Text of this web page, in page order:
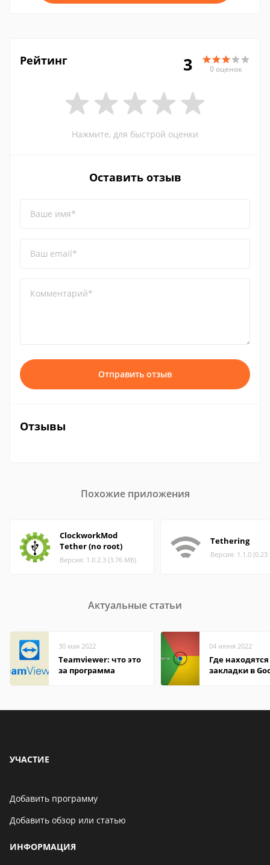
Рейтинг 3 0 оценок
Нажмите, для быстрой оценки
Оставить отзыв
Ваше имя*
Ваш email*
Комментарий*
Отправить отзыв
Отзывы
Похожие приложения
ClockworkMod
Tether (no root)
Версия: 1.0.2.3 (3.76 МБ)
Tethering
Версия: 1.1.0
Актуальные статьи
30 мая 2022
Teamviewer: что это
за программа
04 июня 2022
Где находятся
закладки в
УЧАСТИЕ
Добавить программу
Добавить обзор или статью
ИНФОРМАЦИЯ